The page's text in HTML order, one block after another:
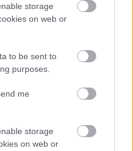
storage
on web or
to be sent to
purposes.
me
storage
on web or